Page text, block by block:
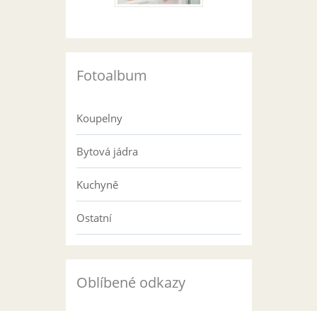
Fotoalbum
Koupelny
Bytová jádra
Kuchyně
Ostatní
Oblíbené odkazy